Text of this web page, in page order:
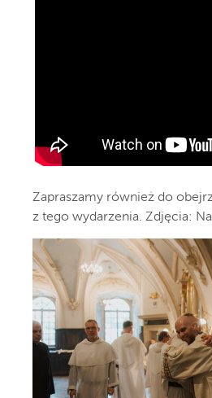
Zapraszamy również do
z tego wydarzenia. Zdjęcia: